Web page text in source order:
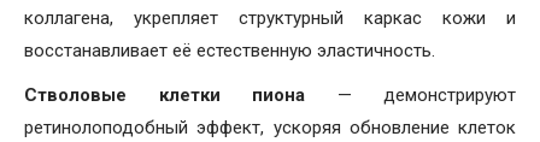
коллагена, укрепляет структурный каркас кожи и
восстанавливает её естественную эластичность.
Стволовые клетки пиона — демонстрируют
ретинолоподобный эффект, ускоряя обновление клеток